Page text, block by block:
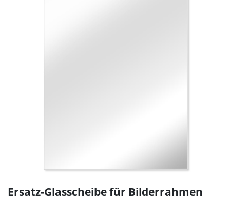
Ersatz-Glasscheibe für Bilderrahmen